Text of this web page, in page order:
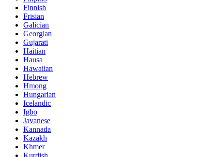
Finnish
Frisian
Galician
Georgian
Gujarati
Haitian
Hausa
Hawaiian
Hebrew
Hmong
Hungarian
Icelandic
Igbo
Javanese
Kannada
Kazakh
Khmer
Kurdish